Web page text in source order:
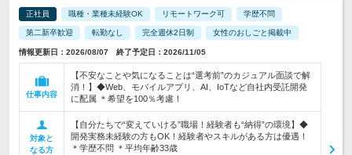
正社員 職種・業種未経験OK リモートワーク可 学歴不問
第二新卒歓迎 転勤なし 完全週休2日制 女性のおしごと掲載中
情報更新日：2026/08/07 終了予定日：2026/11/05
仕事内容
【不安なことや気になることは“選考前”のカジュアル面談で解
消！】◆Web、モバイルアプリ、AI、IoTなど自社内受託開発
に配属 ＊希望を100％考慮！
対象と
なる方
【自分たちで“変えていける”職場！経験者も“納得”の環境】◆
開発実務未経験の方もOK！経験者やスキルがある方は優遇！
＊学歴不問 ＊平均年齢33歳